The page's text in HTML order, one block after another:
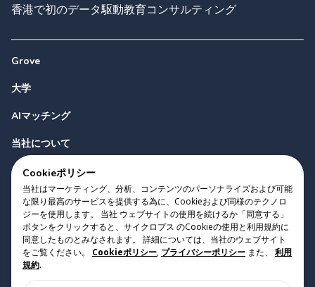
香港で初のデータ駆動教育コンサルティング
Grove
大学
AIマッチング
当社について
お問い合わせ
Copyright 2023 Cyclopes® • v0.31.0
Cookieポリシー • プライバシーポリシー • 利用規約
Cookieポリシー
当社はマーケティング、分析、コンテンツのパーソナライズおよび可能
な限り最高のサービスを提供する為に、Cookieおよび同様のテクノロ
ジーを使用します。 当社 ウェブサイトの使用を続けるか「同意する」
ボタンをクリックすると、サイクロプス のCookieの使用と利用規約に
同意したものとみなされます。 詳細については、当社のウェブサイト
をご覧ください。
Cookieポリシー, プライバシーポリシー また、
利用
規約.